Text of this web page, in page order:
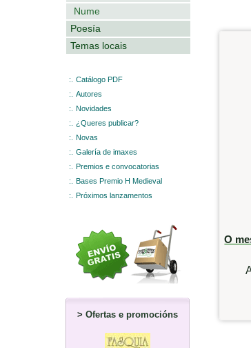
Nume
Poesía
Temas locais
:.
Catálogo PDF
:.
Autores
:.
Novidades
:.
¿Queres publicar?
:.
Novas
:.
Galería de imaxes
:.
Premios e convocatorias
:.
Bases Premio H Medieval
:.
Próximos lanzamentos
> Ofertas e promocións
O